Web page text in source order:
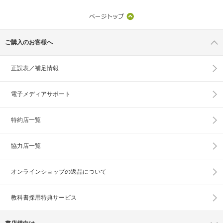
ご購入のお客様へ
正誤表／補足情報
電子メディアサポート
特約店一覧
協力店一覧
オンラインショップの返品について
教科書採用特典サービス